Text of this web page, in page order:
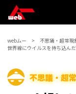
webムー 不思議・超常現
世界線にウイルスを持ち込ん
不思議・超